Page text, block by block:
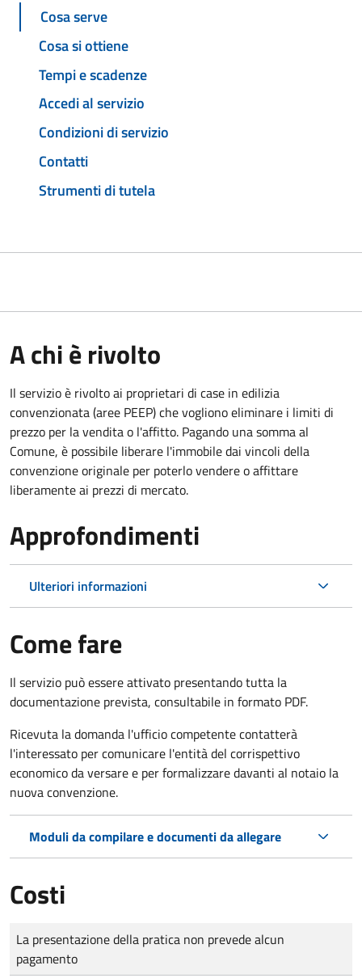
Cosa serve
Cosa si ottiene
Tempi e scadenze
Accedi al servizio
Condizioni di servizio
Contatti
Strumenti di tutela
A chi è rivolto
Il servizio è rivolto ai proprietari di case in edilizia
convenzionata (aree PEEP) che vogliono eliminare i limiti di
prezzo per la vendita o l'affitto. Pagando una somma al
Comune, è possibile liberare l'immobile dai vincoli della
convenzione originale per poterlo vendere o affittare
liberamente ai prezzi di mercato.
Approfondimenti
Ulteriori informazioni
Come fare
Il servizio può essere attivato presentando tutta la
documentazione prevista, consultabile in formato PDF.
Ricevuta la domanda l'ufficio competente contatterà
l'interessato per comunicare l'entità del corrispettivo
economico da versare e per formalizzare davanti al notaio la
nuova convenzione.
Moduli da compilare e documenti da allegare
Costi
Tipo di pagamento
Importo
La presentazione della pratica non prevede alcun
pagamento